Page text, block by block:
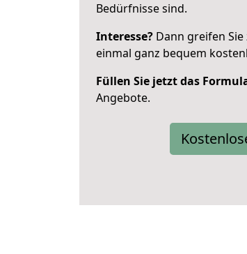
Bedürfnisse sind.
Interesse? Dann greifen
einmal ganz bequem
Füllen Sie jetzt das
Angebote.